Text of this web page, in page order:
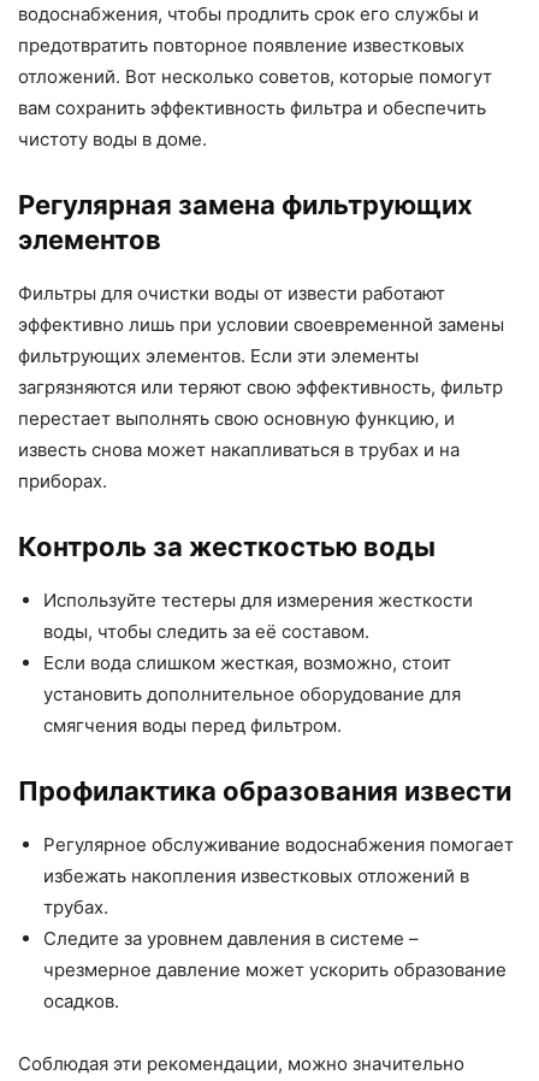
водоснабжения, чтобы продлить срок его службы и
предотвратить повторное появление известковых
отложений. Вот несколько советов, которые помогут
вам сохранить эффективность фильтра и обеспечить
чистоту воды в доме.
Регулярная замена фильтрующих
элементов
Фильтры для очистки воды от извести работают
эффективно лишь при условии своевременной замены
фильтрующих элементов. Если эти элементы
загрязняются или теряют свою эффективность, фильтр
перестает выполнять свою основную функцию, и
известь снова может накапливаться в трубах и на
приборах.
Контроль за жесткостью воды
Используйте тестеры для измерения жесткости
воды, чтобы следить за её составом.
Если вода слишком жесткая, возможно, стоит
установить дополнительное оборудование для
смягчения воды перед фильтром.
Профилактика образования извести
Регулярное обслуживание водоснабжения помогает
избежать накопления известковых отложений в
трубах.
Следите за уровнем давления в системе –
чрезмерное давление может ускорить образование
осадков.
Соблюдая эти рекомендации, можно значительно